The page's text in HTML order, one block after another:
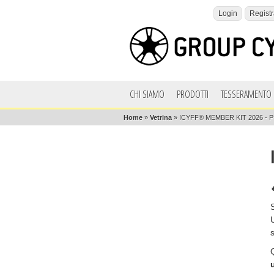
Login
CHI SIAMO PRODOTTI
Home » Vetrina » ICYFF® MEMBER KIT 2026 -